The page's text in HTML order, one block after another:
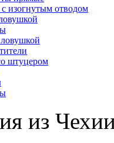
изогнутым отводом
штуцером
из